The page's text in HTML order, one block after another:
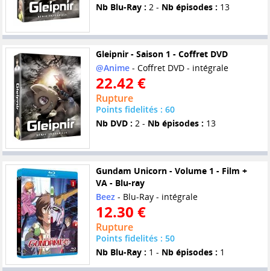
Nb Blu-Ray : 2 - Nb épisodes : 13
Gleipnir - Saison 1 - Coffret DVD
@Anime- Coffret DVD - intégrale
22.42 €
Rupture
Points fidelités : 60
Nb DVD : 2 - Nb épisodes : 13
Gundam Unicorn - Volume 1 - Film +
VA - Blu-ray
Beez - Blu-Ray - intégrale
12.30 €
Rupture
Points fidelités : 50
Nb Blu-Ray : 1 - Nb épisodes : 1